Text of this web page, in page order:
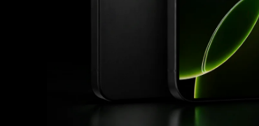
„Klient má
požádáme
Cesty jsou